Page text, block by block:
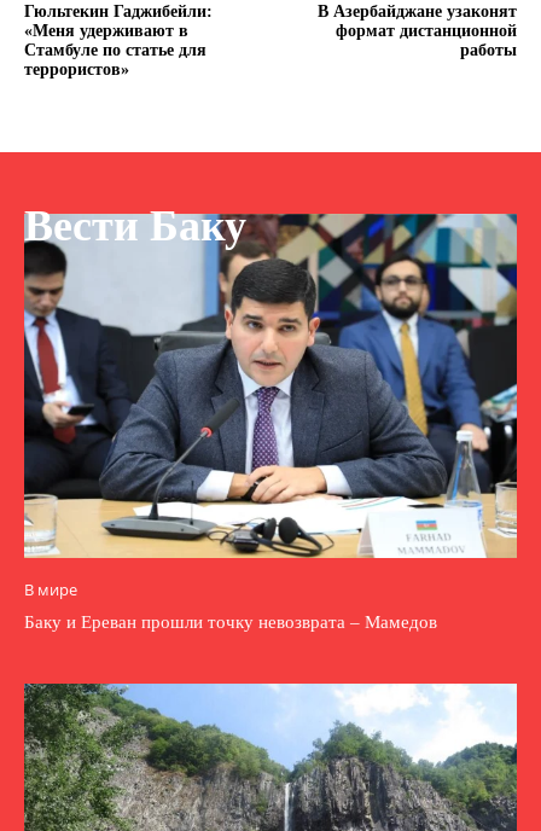
Гюльтекин Гаджибейли:
«Меня удерживают в
Стамбуле по статье для
террористов»
В Азербайджане узаконят
формат дистанционной
работы
Вести Баку
В мире
Баку и Ереван прошли точку невозврата – Мамедов